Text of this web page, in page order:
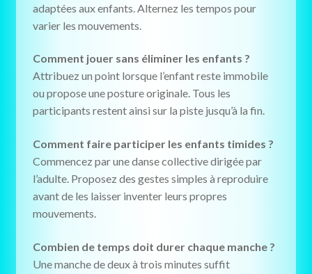
adaptées aux enfants. Alternez les tempos pour
varier les mouvements.
Comment jouer sans éliminer les enfants ?
Attribuez un point lorsque l’enfant reste immobile
ou propose une posture originale. Tous les
participants restent ainsi sur la piste jusqu’à la fin.
Comment faire participer les enfants timides ?
Commencez par une danse collective dirigée par
l’adulte. Proposez des gestes simples à reproduire
avant de les laisser inventer leurs propres
mouvements.
Combien de temps doit durer chaque manche ?
Une manche de deux à trois minutes suffit